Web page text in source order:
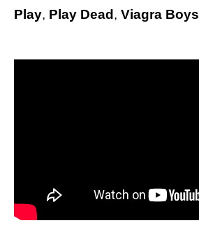
Play, Play Dead , Viagra Boys